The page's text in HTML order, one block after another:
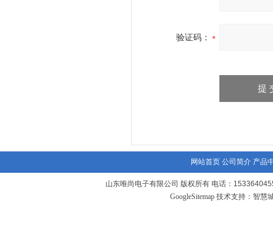
验证码：
网站首页 公司简介 产品
山东唯尚电子有限公司 版权所有 电话：
GoogleSitemap技术支持： 智慧